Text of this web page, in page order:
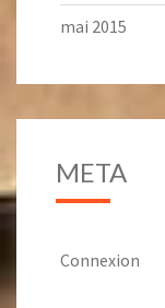
mai 2015
META
Connexion